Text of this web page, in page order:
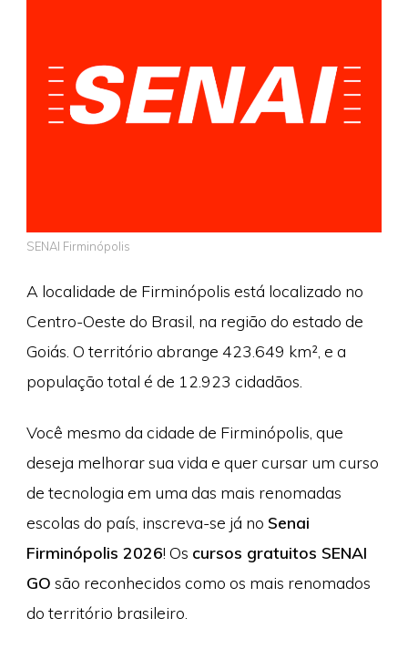
SENAI Firminópolis
A localidade de Firminópolis está localizado no
Centro-Oeste do Brasil, na região do estado de
Goiás. O território abrange 423.649 km², e a
população total é de 12.923 cidadãos.
Você mesmo da cidade de Firminópolis, que
deseja melhorar sua vida e quer cursar um curso
de tecnologia em uma das mais renomadas
escolas do país, inscreva-se já no Senai
Firminópolis 2026! Os cursos gratuitos SENAI
GO são reconhecidos como os mais renomados
do território brasileiro.